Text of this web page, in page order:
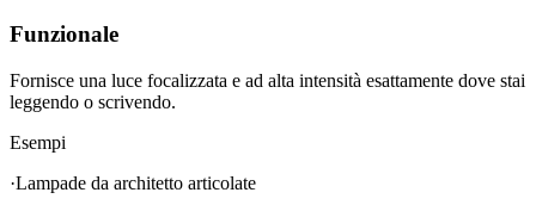
Funzionale
Fornisce una luce focalizzata e ad alta intensità esattamente dove stai
leggendo o scrivendo.
Esempi
·Lampade da architetto articolate